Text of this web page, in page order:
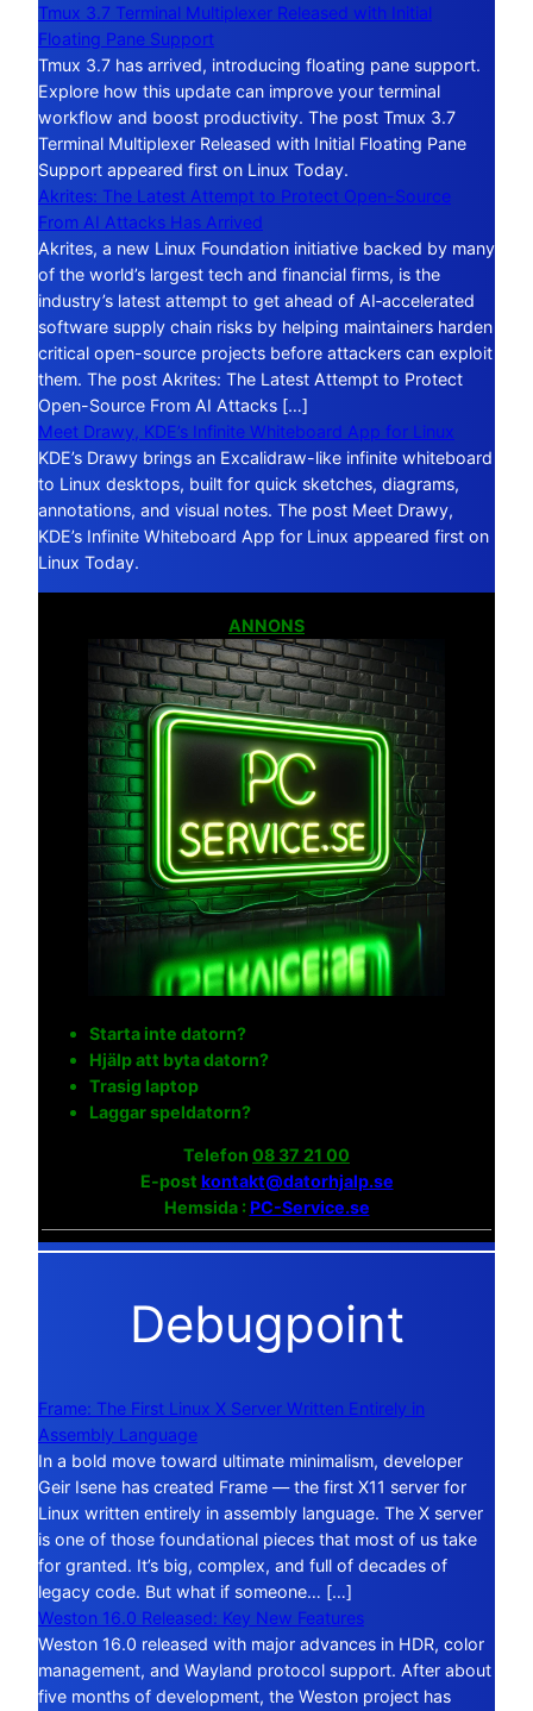
Tmux 3.7 Terminal Multiplexer Released with Initial
Floating Pane Support
Tmux 3.7 has arrived, introducing floating pane support.
Explore how this update can improve your terminal
workflow and boost productivity. The post Tmux 3.7
Terminal Multiplexer Released with Initial Floating Pane
Support appeared first on Linux Today.
Akrites: The Latest Attempt to Protect Open-Source
From AI Attacks Has Arrived
Akrites, a new Linux Foundation initiative backed by many
of the world’s largest tech and financial firms, is the
industry’s latest attempt to get ahead of AI‑accelerated
software supply chain risks by helping maintainers harden
critical open-source projects before attackers can exploit
them. The post Akrites: The Latest Attempt to Protect
Open-Source From AI Attacks […]
Meet Drawy, KDE’s Infinite Whiteboard App for Linux
KDE’s Drawy brings an Excalidraw-like infinite whiteboard
to Linux desktops, built for quick sketches, diagrams,
annotations, and visual notes. The post Meet Drawy,
KDE’s Infinite Whiteboard App for Linux appeared first on
Linux Today.
ANNONS
Starta inte datorn?
Hjälp att byta datorn?
Trasig laptop
Laggar speldatorn?
Telefon 08 37 21 00
E-post kontakt@datorhjalp.se
Hemsida :PC-Service.se
Debugpoint
Frame: The First Linux X Server Written Entirely in
Assembly Language
In a bold move toward ultimate minimalism, developer
Geir Isene has created Frame — the first X11 server for
Linux written entirely in assembly language. The X server
is one of those foundational pieces that most of us take
for granted. It’s big, complex, and full of decades of
legacy code. But what if someone… […]
Weston 16.0 Released: Key New Features
Weston 16.0 released with major advances in HDR, color
management, and Wayland protocol support. After about
five months of development, the Weston project has